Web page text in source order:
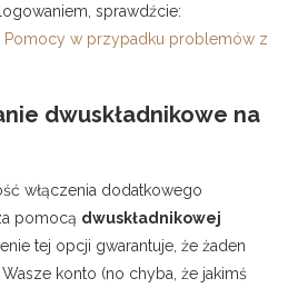
sprawdźcie:
Pomocy w przypadku problemów z
dwuskładnikowe na
włączenia dodatkowego
pomocą dwuskładnikowej
tej opcji gwarantuje, że żaden
Wasze konto (no chyba, że jakimś